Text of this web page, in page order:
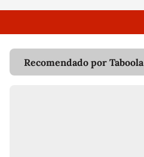
Recomendado por Taboola